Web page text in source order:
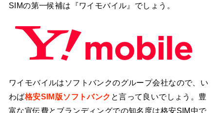
SIMの第一候補は『ワイモバイル』でしょう。
ワイモバイルはソフトバンクのグループ会社なので、い
わば格安SIM版ソフトバンク と言って良いでしょう。豊
富な宣伝費とブランディングでの知名度は格安SIM中で